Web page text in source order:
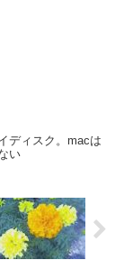
ディスク。macは
い